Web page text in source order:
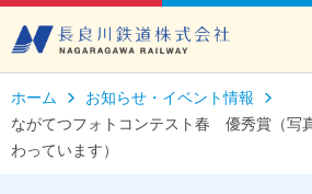
ホーム
お知らせ・イベント情報
ながてつフォトコンテスト春 優秀賞（写
わっています）